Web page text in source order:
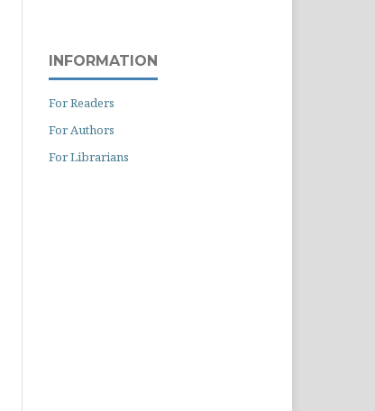
INFORMATION
For Readers
For Authors
For Librarians